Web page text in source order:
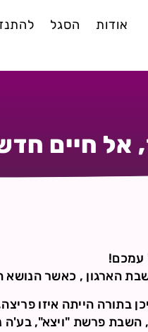
אודות הסגל
אל חיים
עמכם!
הארגון , כאשר הנושא
בתורה הייתה איזו
פרשת "ויצא", בע'ה